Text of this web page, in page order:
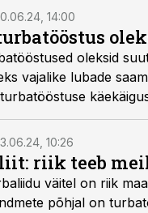
14:00
oleksid
vajalike lubade
10:26
riik teeb
väitel on riik
põhjal on